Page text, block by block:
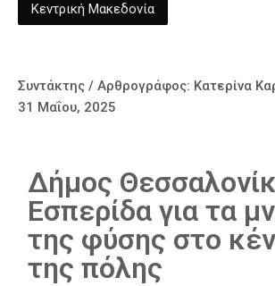
Κεντρική Μακεδονία
Συντάκτης / Αρθρογράφος: Κατερίνα
31 Μαΐου, 2025
Δήμος
Εσπερίδα για τα
της φύσης στο
της πόλης